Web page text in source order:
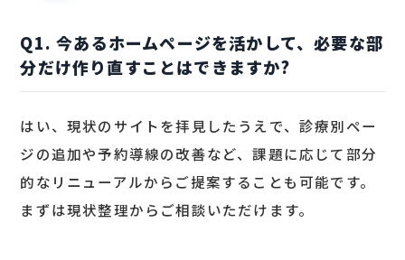
Q1. 今あるホームページを活かして、必要な部
分だけ作り直すことはできますか?
はい、現状のサイトを拝見したうえで、診療別ペー
ジの追加や予約導線の改善など、課題に応じて部分
的なリニューアルからご提案することも可能です。
まずは現状整理からご相談いただけます。